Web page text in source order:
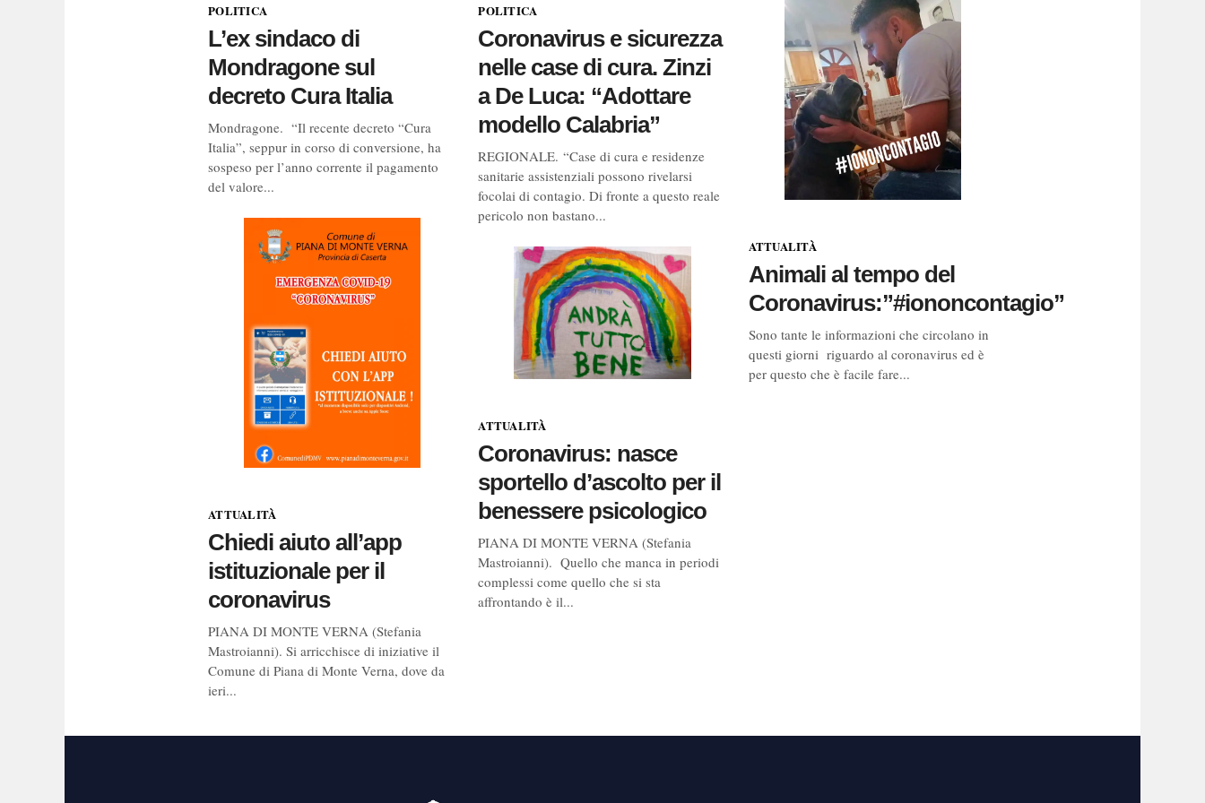
POLITICA
L’ex sindaco di
Mondragone sul
decreto Cura Italia
Mondragone. “Il recente decreto “Cura
Italia”, seppur in corso di conversione, ha
sospeso per l’anno corrente il pagamento
del valore...
ATTUALITÀ
Chiedi aiuto all’app
istituzionale per il
coronavirus
PIANA DI MONTE VERNA (Stefania
Mastroianni). Si arricchisce di iniziative il
Comune di Piana di Monte Verna, dove da
ieri...
POLITICA
Coronavirus e sicurezza
nelle case di cura. Zinzi
a De Luca: “Adottare
modello Calabria”
REGIONALE. “Case di cura e residenze
sanitarie assistenziali possono rivelarsi
focolai di contagio. Di fronte a questo reale
pericolo non bastano...
ATTUALITÀ
Coronavirus: nasce
sportello d’ascolto per il
benessere psicologico
PIANA DI MONTE VERNA (Stefania
Mastroianni). Quello che manca in periodi
complessi come quello che si sta
affrontando è il...
ATTUALITÀ
Animali al tempo del
Coronavirus:”#iononcontagio”
Sono tante le informazioni che circolano in
questi giorni riguardo al coronavirus ed è
per questo che è facile fare...